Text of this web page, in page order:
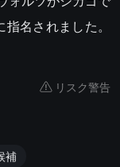
名されました。
リスク警告
補